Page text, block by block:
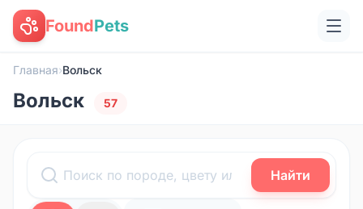
FoundPets
Главная›Вольск
Вольск 57
Найти